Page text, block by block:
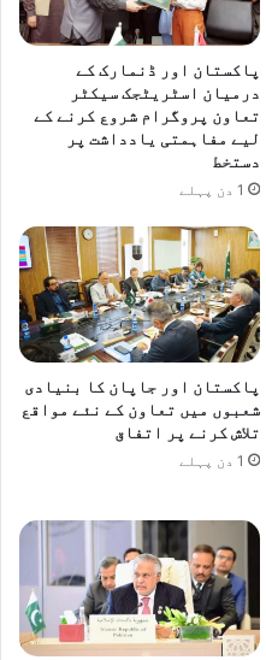
پاکستان اور ڈنمارک کے
درمیان اسٹریٹجک سیکٹر
تعاون پروگرام شروع کرنے کے
لیے مفاہمتی یادداشت پر
دستخط
1 دن پہلے
پاکستان اور جاپان کا بنیادی
شعبوں میں تعاون کے نئے مواقع
تلاش کرنے پر اتفاق
1 دن پہلے